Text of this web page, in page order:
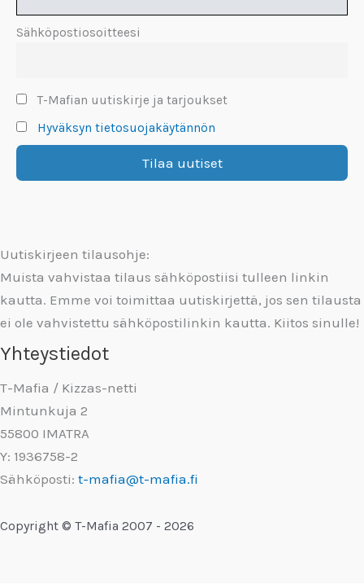
Sähköpostiosoitteesi
T-Mafian uutiskirje ja tarjoukset
Hyväksyn tietosuojakäytännön
Uutiskirjeen tilausohje:
Muista vahvistaa tilaus sähköpostiisi tulleen linkin
kautta. Emme voi toimittaa uutiskirjettä, jos sen tilausta
ei ole vahvistettu sähköpostilinkin kautta. Kiitos sinulle!
Yhteystiedot
T-Mafia / Kizzas-netti
Mintunkuja 2
55800 IMATRA
Y: 1936758-2
Sähköposti: t-mafia@t-mafia.fi
Copyright © T-Mafia 2007 - 2026